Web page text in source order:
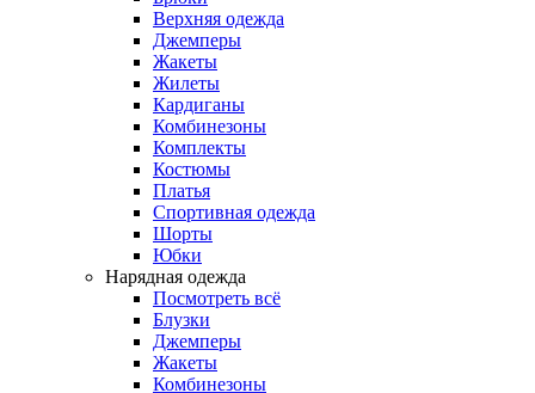
Верхняя одежда
Джемперы
Жакеты
Жилеты
Кардиганы
Комбинезоны
Комплекты
Костюмы
Платья
Спортивная одежда
Шорты
Юбки
Нарядная одежда
Посмотреть всё
Блузки
Джемперы
Жакеты
Комбинезоны